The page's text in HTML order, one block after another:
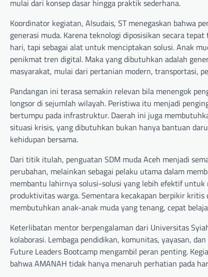
mulai dari konsep dasar hingga praktik sederhana.
Koordinator kegiatan, Alsudais, ST menegaskan bahwa
generasi muda. Karena teknologi diposisikan secara
hari, tapi sebagai alat untuk menciptakan solusi. Anak
penikmat tren digital. Maka yang dibutuhkan adalah
masyarakat, mulai dari pertanian modern, transportasi,
Pandangan ini terasa semakin relevan bila menengok
longsor di sejumlah wilayah. Peristiwa itu menjadi
bertumpu pada infrastruktur. Daerah ini juga
situasi krisis, yang dibutuhkan bukan hanya bantuan
kehidupan bersama.
Dari titik itulah, penguatan SDM muda Aceh menjadi
perubahan, melainkan sebagai pelaku utama dalam
membantu lahirnya solusi-solusi yang lebih efektif
produktivitas warga. Sementara kecakapan berpikir
membutuhkan anak-anak muda yang tenang, cepat
Keterlibatan mentor berpengalaman dari Universitas
kolaborasi. Lembaga pendidikan, komunitas, yayasan,
Future Leaders Bootcamp mengambil peran penting.
bahwa AMANAH tidak hanya menaruh perhatian pada